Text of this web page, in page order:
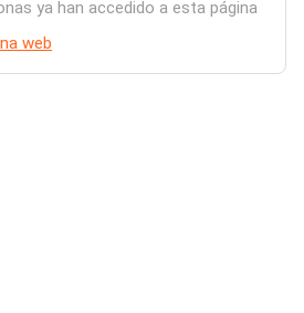
ya han accedido a esta página
web